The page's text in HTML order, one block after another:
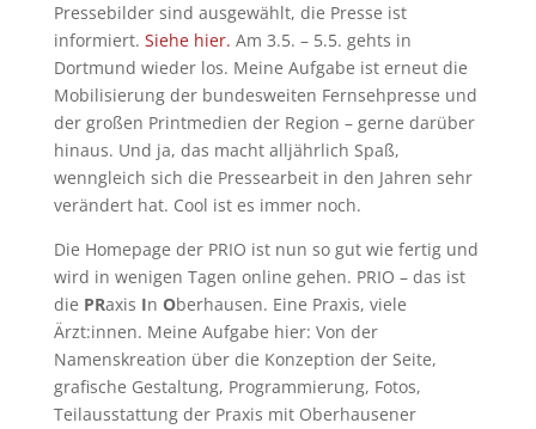
Pressebilder sind ausgewählt, die Presse ist
informiert. Siehe hier. Am 3.5. – 5.5. gehts in
Dortmund wieder los. Meine Aufgabe ist erneut die
Mobilisierung der bundesweiten Fernsehpresse und
der großen Printmedien der Region – gerne darüber
hinaus. Und ja, das macht alljährlich Spaß,
wenngleich sich die Pressearbeit in den Jahren sehr
verändert hat. Cool ist es immer noch.
Die Homepage der PRIO ist nun so gut wie fertig und
wird in wenigen Tagen online gehen. PRIO – das ist
die PRaxis In Oberhausen. Eine Praxis, viele
Ärzt:innen. Meine Aufgabe hier: Von der
Namenskreation über die Konzeption der Seite,
grafische Gestaltung, Programmierung, Fotos,
Teilausstattung der Praxis mit Oberhausener